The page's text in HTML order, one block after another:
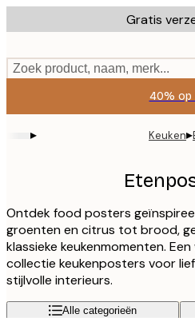
to
content.
Gratis
Zoek product, naam, merk...
40% op
▸ Keuken▸
Ontdek food posters
groenten en citrus tot brood,
klassieke keukenmomenten.
collectie keukenposters voor
stijlvolle interieurs.
Alle categorieën